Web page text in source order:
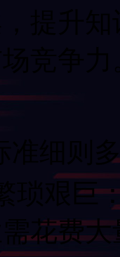
提升
竞争力
准细则
琐艰巨
花费